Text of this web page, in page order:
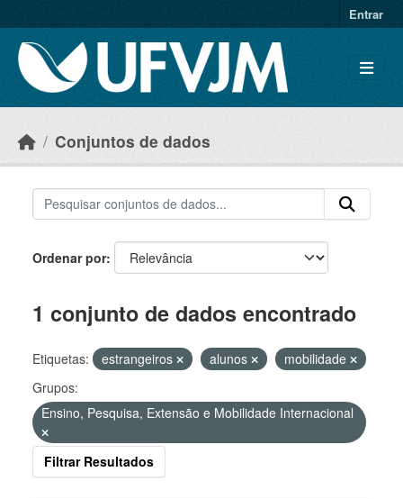
Entrar
Conjuntos de dados
Ordenar por
1 conjunto de dados encontrado
Etiquetas: estrangeiros alunos
mobilidade
Grupos:
Ensino, Pesquisa, Extensão e Mobilidade Internacional
Filtrar Resultados